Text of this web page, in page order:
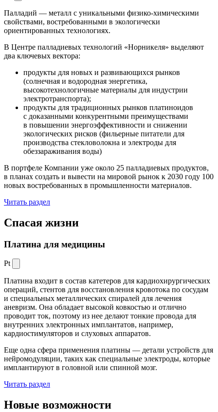
Палладий — металл с уникальными физико-химическими
свойствами, востребованными в экологически
ориентированных технологиях.
В Центре палладиевых технологий «Норникеля» выделяют
два ключевых вектора:
продукты для новых и развивающихся рынков
(солнечная и водородная энергетика,
высокотехнологичные материалы для индустрии
электротранспорта);
продукты для традиционных рынков платиноидов
с доказанными конкурентными преимуществами
в повышении энергоэффективности и снижении
экологических рисков (фильерные питатели для
производства стекловолокна и электроды для
обеззараживания воды)
В портфеле Компании уже около 25 палладиевых продуктов,
в планах создать и вывести на мировой рынок к 2030 году 100
новых востребованных в промышленности материалов.
Читать раздел
Спасая жизни
Платина для медицины
Pt
Платина входит в состав катетеров для кардиохирургических
операций, стентов для восстановления кровотока по сосудам
и специальных металлических спиралей для лечения
аневризм. Она обладает высокой ковкостью и отлично
проводит ток, поэтому из нее делают тонкие провода для
внутренних электронных имплантатов, например,
кардиостимуляторов и слуховых аппаратов.
Еще одна сфера применения платины — детали устройств для
нейромодуляции, таких как специальные электроды, которые
имплантируют в головной или спинной мозг.
Читать раздел
Новые возможности